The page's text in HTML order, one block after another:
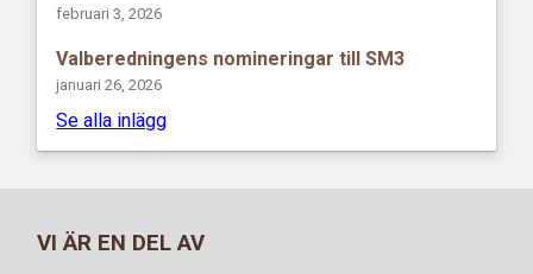
februari 3, 2026
Valberedningens nomineringar till SM3
januari 26, 2026
Se alla inlägg
VI ÄR EN DEL AV